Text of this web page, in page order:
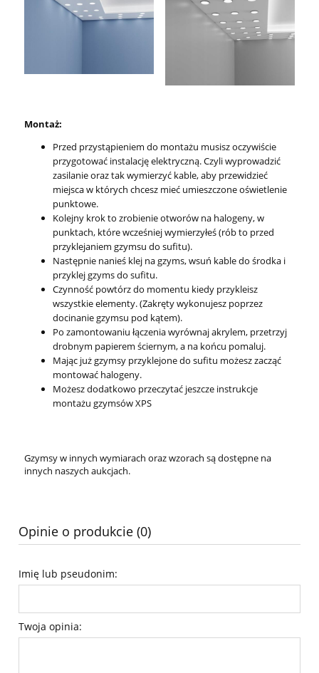
Montaż:
Przed przystąpieniem do montażu musisz oczywiście
przygotować instalację elektryczną. Czyli wyprowadzić
zasilanie oraz tak wymierzyć kable, aby przewidzieć
miejsca w których chcesz mieć umieszczone oświetlenie
punktowe.
Kolejny krok to zrobienie otworów na halogeny, w
punktach, które wcześniej wymierzyłeś (rób to przed
przyklejaniem gzymsu do sufitu).
Następnie nanieś klej na gzyms, wsuń kable do środka i
przyklej gzyms do sufitu.
Czynność powtórz do momentu kiedy przykleisz
wszystkie elementy. (Zakręty wykonujesz poprzez
docinanie gzymsu pod kątem).
Po zamontowaniu łączenia wyrównaj akrylem, przetrzyj
drobnym papierem ściernym, a na końcu pomaluj.
Mając już gzymsy przyklejone do sufitu możesz zacząć
montować halogeny.
Możesz dodatkowo przeczytać jeszcze instrukcje
montażu gzymsów XPS
Gzymsy w innych wymiarach oraz wzorach są dostępne na
innych naszych aukcjach.
Opinie o produkcie (0)
Imię lub pseudonim:
Twoja opinia: